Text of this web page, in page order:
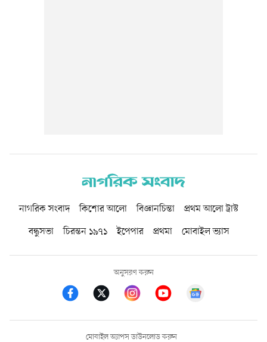
নাগরিক সংবাদ কিশোর আলো বিজ্ঞানচিন্তা
প্রথম আলো ট্রাস্ট
বন্ধুসভা
চিরন্তন ১৯৭১ ইপেপার প্রথমা মোবাইল ভ্যাস
অনুসরণ করুন
মোবাইল অ্যাপস ডাউনলোড করুন